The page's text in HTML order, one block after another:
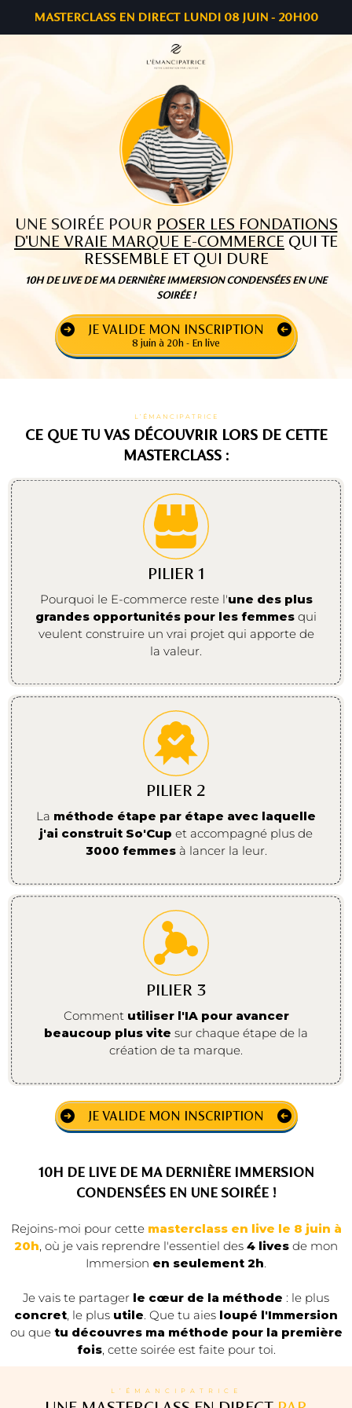
MASTERCLASS EN DIRECT LUNDI 08 JUIN - 20H00
UNE SOIRÉE POUR POSER LES FONDATIONS
D'UNE VRAIE MARQUE E-COMMERCE QUI TE
RESSEMBLE ET QUI DURE
10H DE LIVE DE MA DERNIÈRE IMMERSION CONDENSÉES EN UNE
SOIRÉE !
JE VALIDE MON INSCRIPTION
8 juin à 20h - En live
L’ÉMANCIPATRICE
CE QUE TU VAS DÉCOUVRIR LORS DE CETTE
MASTERCLASS :
PILIER 1
Pourquoi le E-commerce reste l'une des plus
grandes opportunités pour les femmes qui
veulent construire un vrai projet qui apporte de
la valeur.
PILIER 2
La méthode étape par étape avec laquelle
j'ai construit So'Cup et accompagné plus de
3000 femmesà lancer la leur.
PILIER 3
Comment utiliser l'IA pour avancer
beaucoup plus vite sur chaque étape de la
création de ta marque.
JE VALIDE MON INSCRIPTION
10H DE LIVE DE MA DERNIÈRE IMMERSION
CONDENSÉES EN UNE SOIRÉE !
Rejoins-moi pour cette masterclass en live le 8 juin à
20h, où je vais reprendre l'essentiel des 4 lives de mon
Immersion en seulement 2h.
Je vais te partager le cœur de la méthode : le plus
concret, le plus utile. Que tu aies loupé l'Immersion
ou quetu découvres ma méthode pour la première
fois, cette soirée est faite pour toi.
L’ÉMANCIPATRICE